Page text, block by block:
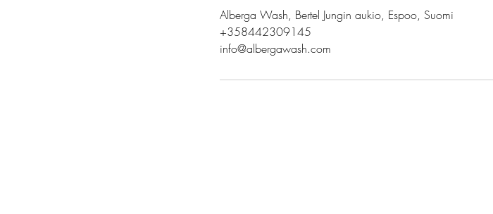
Alberga Wash, Bertel Jungin aukio, Espoo, Suomi
+358442309145
info@albergawash.com